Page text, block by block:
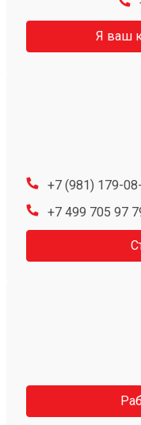
Я ваш
+7 (981) 179-
+7 499 705 97